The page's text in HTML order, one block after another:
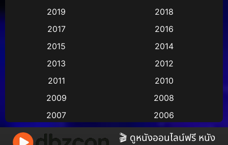
Based on a True Story สร้างจากเรื่องจริง(3)
2019
2018
2017
2016
2015
2014
2013
2012
2011
2010
2009
2008
2007
2006
2005
2004
🎬 ดูหนังออนไลน์ฟรี หนัง